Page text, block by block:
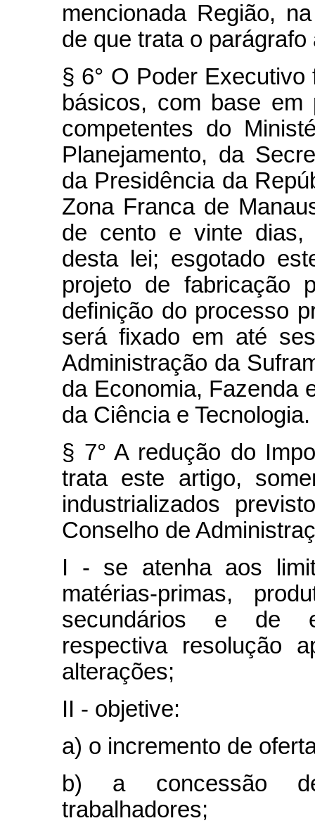
mencionada Região,
de que trata o parágrafo
§ 6° O Poder
básicos, com base em
competentes do
Planejamento, da
da Presidência da
Zona Franca de
de cento e vinte dias,
desta lei; esgotado
projeto de fabricação
definição do processo
será fixado em até
Administração da
da Economia, Fazenda
da Ciência e Tecnologia.
§ 7° A redução do
trata este artigo,
industrializados
Conselho de
I - se atenha aos
matérias-primas,
secundários e de
respectiva resolução
alterações;
II - objetive:
a) o incremento de
b) a concessão
trabalhadores;